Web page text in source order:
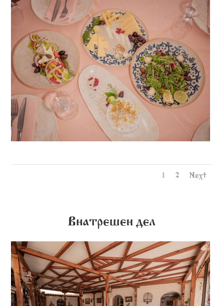
1 2 Next
Внатрешен дел